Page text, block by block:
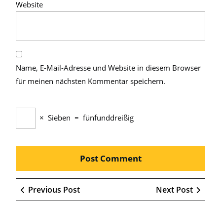
Website
Name, E-Mail-Adresse und Website in diesem Browser
für meinen nächsten Kommentar speichern.
× Sieben = fünfunddreißig
Beitragsnavigation
Previous PostPrevious
Post
Next Post
Next
Post